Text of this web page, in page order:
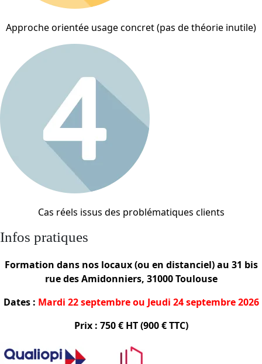
Approche orientée usage concret (pas de théorie inutile)
Cas réels issus des problématiques clients
Infos pratiques
Formation dans nos locaux (ou en distanciel) au 31 bis
rue des Amidonniers, 31000 Toulouse
Dates : Mardi 22 septembre ou Jeudi 24 septembre 2026
Prix : 750 € HT (900 € TTC)